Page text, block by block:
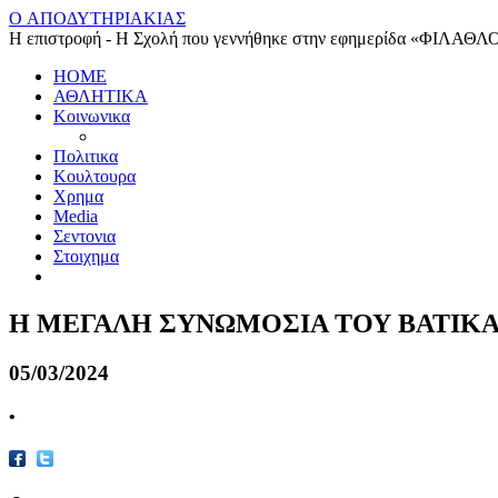
O ΑΠΟΔΥΤΗΡΙΑΚΙΑΣ
Η επιστροφή - Η Σχολή που γεννήθηκε στην εφημερίδα
HOME
ΑΘΛΗΤΙΚΑ
Κοινωνικα
Πολιτικα
Κουλτουρα
Χρημα
Media
Σεντονια
Στοιχημα
Η ΜΕΓΑΛΗ ΣΥΝΩΜΟΣΙΑ ΤΟΥ
05/03/2024
•